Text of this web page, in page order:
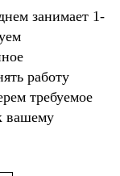
занимает 1-
работу
требуемое
вашему